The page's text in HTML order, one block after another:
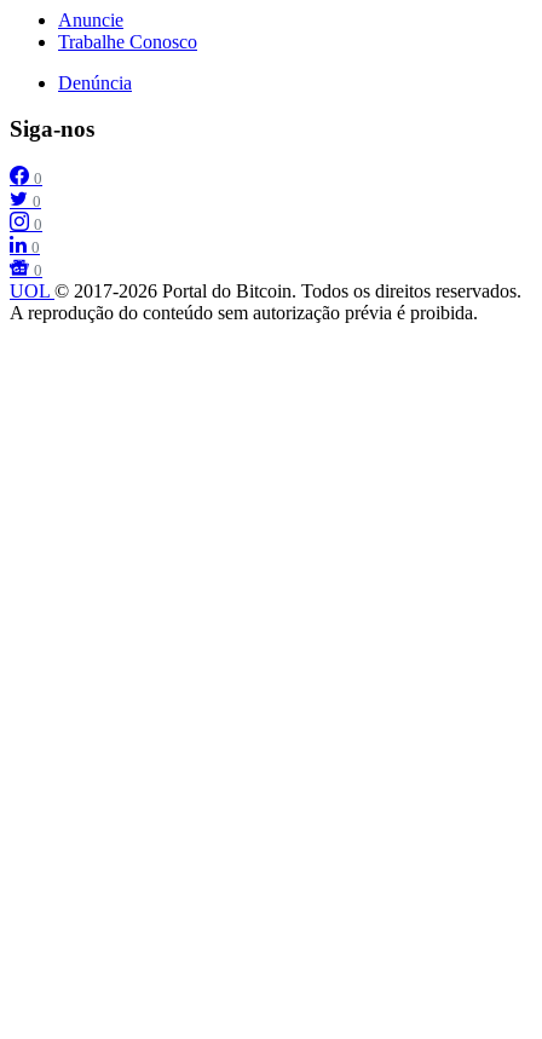
Anuncie
Trabalhe Conosco
Denúncia
Siga-nos
0
0
0
0
0
UOL © 2017-2026 Portal do Bitcoin. Todos os direitos reservados.
A reprodução do conteúdo sem autorização prévia é proibida.